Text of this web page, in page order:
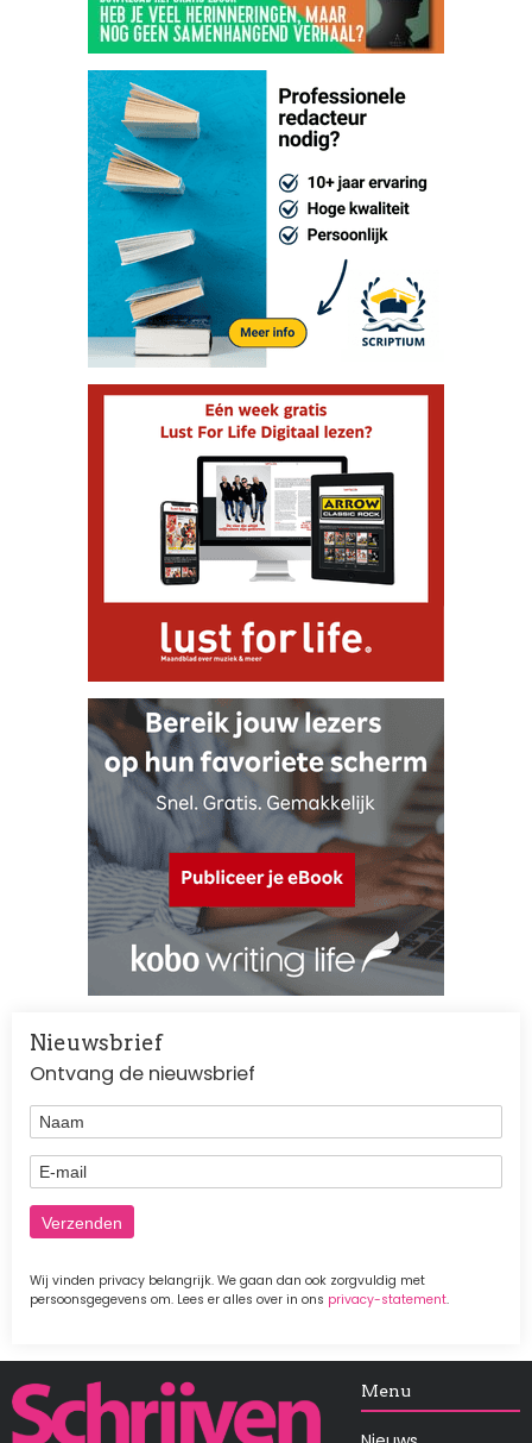
Nieuwsbrief
Ontvang de nieuwsbrief
Naam
E-mail
Wij vinden privacy belangrijk. We gaan dan ook zorgvuldig met
persoonsgegevens om. Lees er alles over in ons privacy-statement.
Afbeelding Menu